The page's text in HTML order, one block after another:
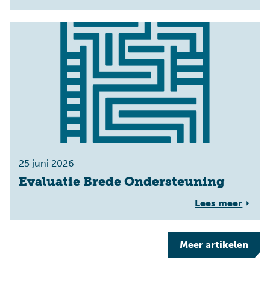
25 juni 2026
Evaluatie Brede Ondersteuning
Lees meer
Meerartikelen